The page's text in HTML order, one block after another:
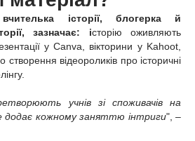
історії, блогерка й
зазначає: історію оживляють
у Canva, вікторини у Kahoot,
створення відеороликів про історичні
учнів зі споживачів на
додає кожному заняттю інтриги", –